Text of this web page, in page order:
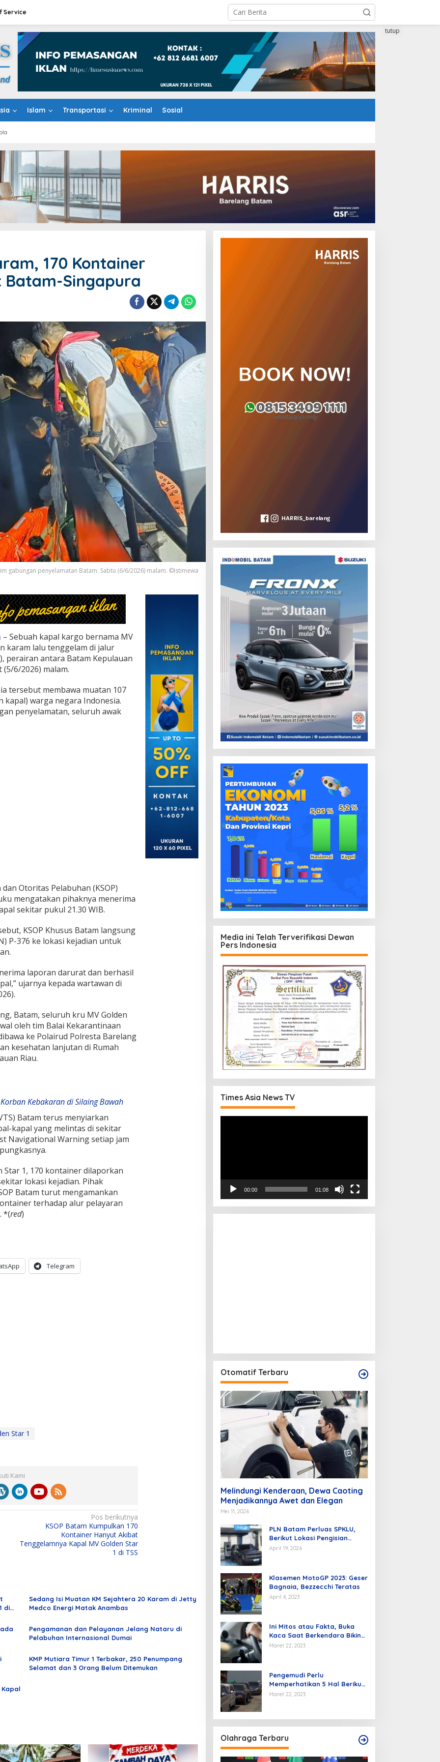
Service
Islam Transportasi Kriminal Sosial
tutup
170 Kontainer
Batam-Singapura
gabungan penyelamatan Batam. Sabtu (6/6/2026) malam. ©Istimewa
– Sebuah kapal kargo bernama MV
karam lalu tenggelam di jalur
perairan antara Batam Kepulauan
(5/6/2026) malam.
tersebut membawa muatan 107
kapal) warga negara Indonesia.
penyelamatan, seluruh awak
Otoritas Pelabuhan (KSOP)
mengatakan pihaknya menerima
sekitar pukul 21.30 WIB.
KSOP Khusus Batam langsung
P-376 ke lokasi kejadian untuk
laporan darurat dan berhasil
ujarnya kepada wartawan di
Batam, seluruh kru MV Golden
oleh tim Balai Kekarantinaan
ke Polairud Polresta Barelang
kesehatan lanjutan di Rumah
Riau.
Kebakaran di Silaing Bawah
Batam terus menyiarkan
kapal yang melintas di sekitar
Navigational Warning setiap jam
Star 1, 170 kontainer dilaporkan
lokasi kejadian. Pihak
Batam turut mengamankan
terhadap alur pelayaran
*(red)
Telegram
Star 1
Kami
Pos berikutnya
KSOP Batam Kumpulkan 170
Kontainer Hanyut Akibat
Tenggelamnya Kapal MV Golden Star
1 di TSS
di
Sedang Isi Muatan KM Sejahtera 20 Karam di Jetty
Medco Energi Matak Anambas
Pengamanan dan Pelayanan Jelang Nataru di
Pelabuhan Internasional Dumai
KMP Mutiara Timur 1 Terbakar, 250 Penumpang
Selamat dan 3 Orang Belum Ditemukan
Kapal
Media ini Telah Terverifikasi Dewan
Pers Indonesia
Times Asia News TV
00:00 01:08
Otomatif Terbaru
Melindungi Kenderaan, Dewa Caoting
Menjadikannya Awet dan Elegan
Mei 11, 2026
PLN Batam Perluas SPKLU,
Berikut Lokasi Pengisian
Kendaraan Listrik di Batam
April 19, 2026
Klasemen MotoGP 2023: Geser
Bagnaia, Bezzecchi Teratas
April 4, 2023
Ini Mitos atau Fakta, Buka
Kaca Saat Berkendara Bikin
Mobil Hemat BBM
Maret 22, 2023
Pengemudi Perlu
Memperhatikan 5 Hal Berikut
Agar Hemat BBM.
Maret 22, 2023
Olahraga Terbaru